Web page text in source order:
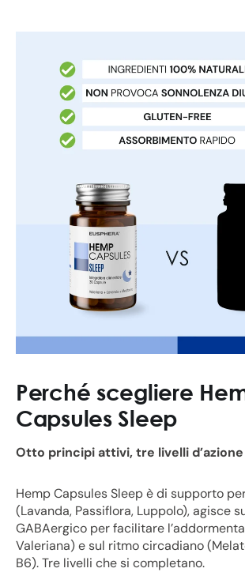
Perché scegliere
Capsules Sleep
Otto principi attivi, tre livelli d’azione
Hemp Capsules Sleep è di supporto
(Lavanda, Passiflora, Luppolo), agisce
GABAergico per facilitare
Valeriana) e sul ritmo circadiano
B6). Tre livelli che si completano.